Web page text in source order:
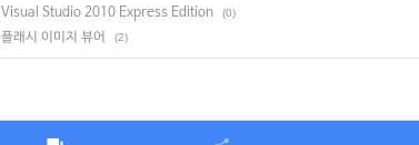
Visual Studio 2010 Express Edition (0)
플래시 이미지 뷰어 (2)